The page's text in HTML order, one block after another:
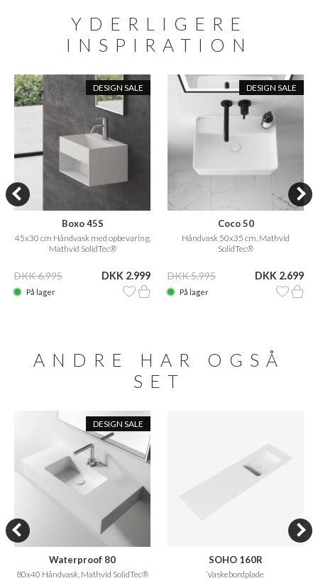
YDERLIGERE
INSPIRATION
DESIGN SALE
Boxo 45S
45x30 cm Håndvask med opbevaring,
Mathvid SolidTec®
DKK 6.995 DKK 2.999
På lager
DESIGN SALE
Coco 50
Håndvask 50x35 cm, Mathvid
SolidTec®
DKK 5.995 DKK 2.699
På lager
ANDRE HAR OGSÅ
SET
DESIGN SALE
Waterproof 80
80x40 Håndvask, Mathvid SolidTec®
SOHO 160R
Vaskebordplade